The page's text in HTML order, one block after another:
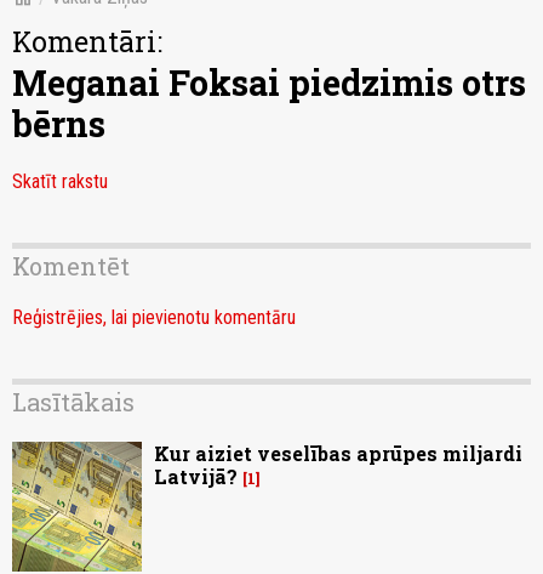
Komentāri:
Meganai Foksai piedzimis otrs
bērns
Skatīt rakstu
Komentēt
Reģistrējies, lai pievienotu komentāru
Lasītākais
Kur aiziet veselības aprūpes miljardi
Latvijā?
1